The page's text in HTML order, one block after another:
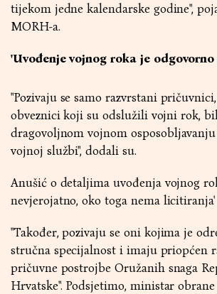
tijekom jedne kalendarske godine",
MORH-a.
'Uvođenje vojnog roka je odgovorno
"Pozivaju se samo razvrstani
obveznici koji su odslužili vojni rok,
dragovoljnom vojnom
vojnoj službi", dodali su.
Anušić o detaljima uvođenja vojnog
nevjerojatno, oko toga nema licitiranja'
"Također, pozivaju se oni kojima je
stručna specijalnost i imaju priopćen
pričuvne postrojbe Oružanih snaga
Hrvatske". Podsjetimo, ministar